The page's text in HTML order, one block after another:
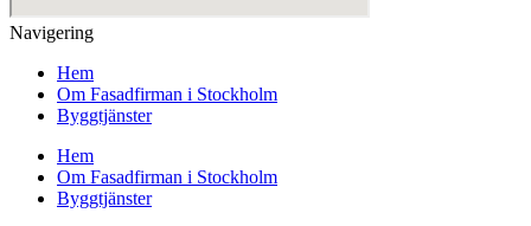
Navigering
Hem
Om Fasadfirman i Stockholm
Byggtjänster
Hem
Om Fasadfirman i Stockholm
Byggtjänster